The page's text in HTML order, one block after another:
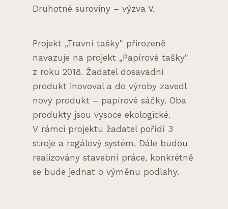
Druhotné suroviny – výzva V.
Projekt „Travní tašky" přirozeně
navazuje na projekt „Papírové tašky"
z roku 2018. Žadatel dosavadní
produkt inovoval a do výroby zavedl
nový produkt – papírové sáčky. Oba
produkty jsou vysoce ekologické.
V rámci projektu žadatel pořídí 3
stroje a regálový systém. Dále budou
realizovány stavební práce, konkrétně
se bude jednat o výměnu podlahy.